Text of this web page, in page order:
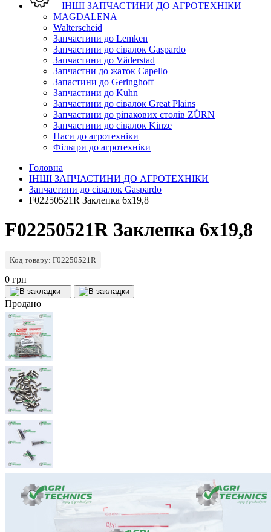
ІНШІ ЗАПЧАСТИНИ ДО АГРОТЕХНІКИ
MAGDALENA
Walterscheid
Запчастини до Lemken
Запчастини до сівалок Gaspardo
Запчастини до Väderstad
Запчастни до жаток Capello
Запастини до Geringhoff
Запчастини до Kuhn
Запчастини до сівалок Great Plains
Запчастини до ріпакових столів ZÜRN
Запчастини до сівалок Kinze
Паси до агротехніки
Фільтри до агротехніки
Головна
ІНШІ ЗАПЧАСТИНИ ДО АГРОТЕХНІКИ
Запчастини до сівалок Gaspardo
F02250521R Заклепка 6х19,8
F02250521R Заклепка 6х19,8
Код товару: F02250521R
0 грн
Продано